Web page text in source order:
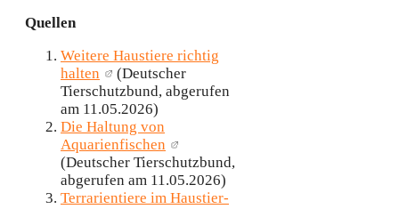
Quellen
Weitere Haustiere richtig
halten
(Deutscher
Tierschutzbund, abgerufen
am 11.05.2026)
Die Haltung von
Aquarienfischen
(Deutscher Tierschutzbund,
abgerufen am 11.05.2026)
Terrarientiere im Haustier-